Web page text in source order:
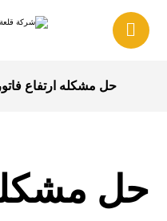
حل مشكله ارتفاع
حل